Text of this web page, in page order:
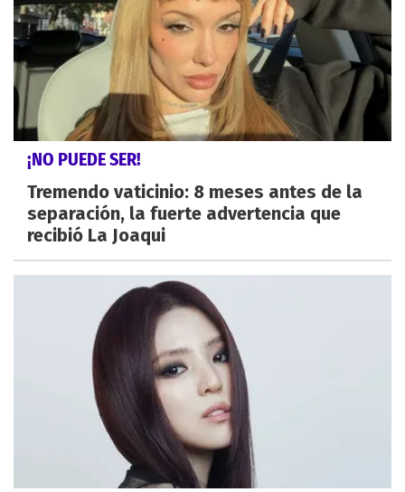
¡NO PUEDE SER!
Tremendo vaticinio: 8 meses antes de la
separación, la fuerte advertencia que
recibió La Joaqui